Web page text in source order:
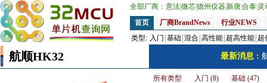
全部厂商： 意法微芯德州仪器新唐合泰 灵
首页
厂商BrandNews
行业NEWS
类型: 入门 基础 混合 高性能 超高性能 超
航顺HK32 最新消息 :
所有类型 入门 (8) 基础 (47)